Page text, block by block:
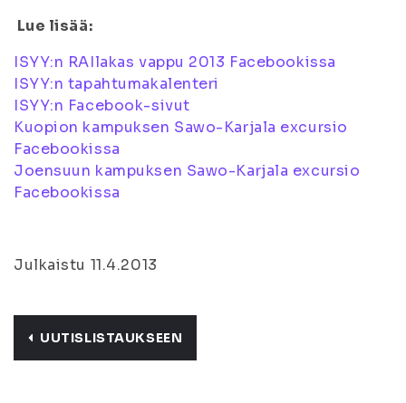
Lue lisää:
ISYY:n RAIlakas vappu 2013 Facebookissa
ISYY:n tapahtumakalenteri
ISYY:n Facebook-sivut
Kuopion kampuksen Sawo-Karjala excursio
Facebookissa
Joensuun kampuksen Sawo-Karjala excursio
Facebookissa
Julkaistu 11.4.2013
UUTISLISTAUKSEEN